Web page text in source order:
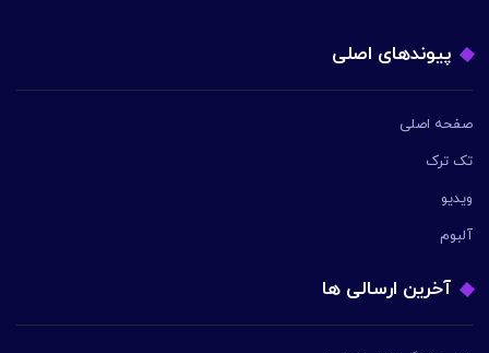
پیوندهای اصلی
صفحه اصلی
تک ترک
ویدیو
آلبوم
آخرین ارسالی ها